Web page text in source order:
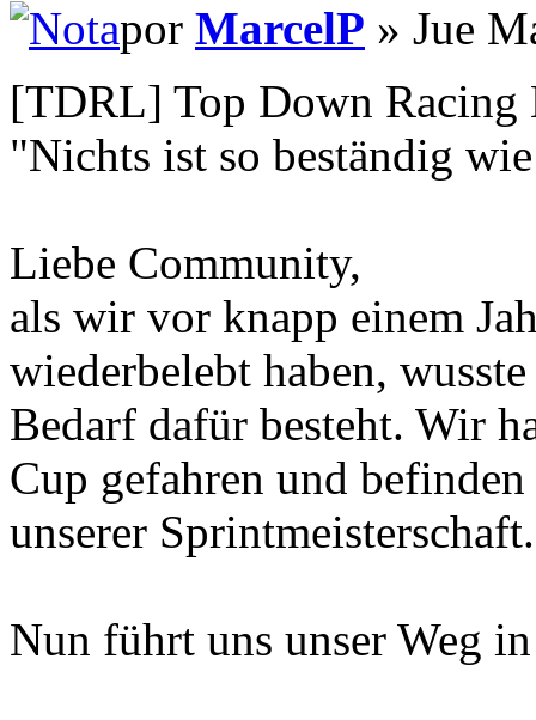
por MarcelP » Jue
[TDRL] Top Down Racing
"Nichts ist so beständig
Liebe Community,
als wir vor knapp einem
wiederbelebt haben,
Bedarf dafür besteht. Wir
Cup gefahren und
unserer
Nun führt uns unser Weg